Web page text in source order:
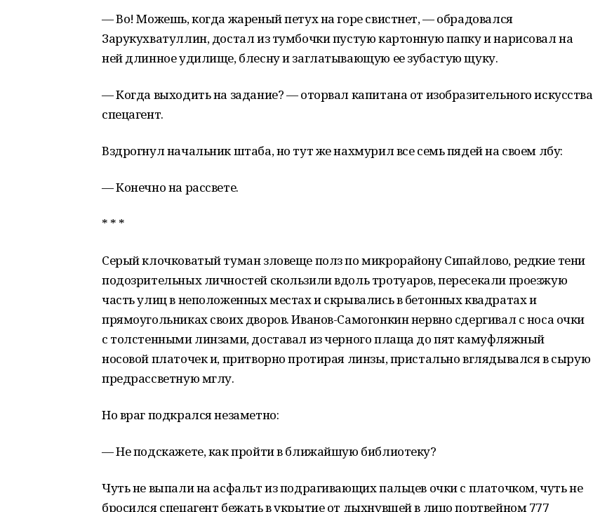
— Во! Можешь, когда жареный петух на горе свистнет, — обрадовался
Зарукухватуллин, достал из тумбочки пустую картонную папку и нарисовал на
ней длинное удилище, блесну и заглатывающую ее зубастую щуку.
— Когда выходить на задание? — оторвал капитана от изобразительного искусства
спецагент.
Вздрогнул начальник штаба, но тут же нахмурил все семь пядей на своем лбу:
— Конечно на рассвете.
* * *
Серый клочковатый туман зловеще полз по микрорайону Сипайлово, редкие тени
подозрительных личностей скользили вдоль тротуаров, пересекали проезжую
часть улиц в неположенных местах и скрывались в бетонных квадратах и
прямоугольниках своих дворов. Иванов-Самогонкин нервно сдергивал с носа очки
с толстенными линзами, доставал из черного плаща до пят камуфляжный
носовой платочек и, притворно протирая линзы, пристально вглядывался в сырую
предрассветную мглу.
Но враг подкрался незаметно:
— Не подскажете, как пройти в ближайшую библиотеку?
Чуть не выпали на асфальт из подрагивающих пальцев очки с платочком, чуть не
бросился спецагент бежать в укрытие от дыхнувшей в лицо портвейном 777